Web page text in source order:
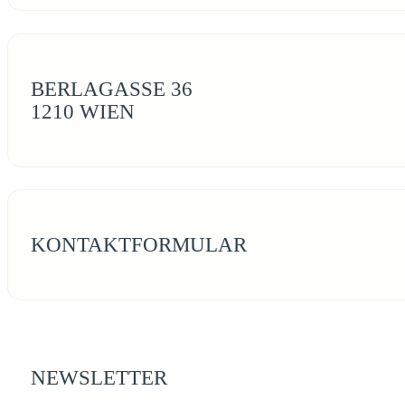
BERLAGASSE 36
1210 WIEN
KONTAKTFORMULAR
NEWSLETTER